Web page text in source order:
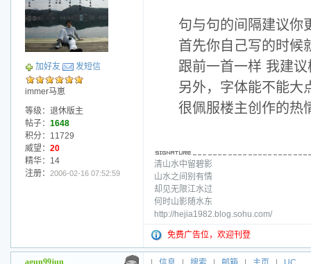
加好友 发短信
immer马崽
等级：退休版主
帖子： 1648
积分：11729
威望： 20
精华：14
注册： 2006-02-16 07:52:59
句与句的间隔建议你
首先你自己写的时候
跟前一首一样 我建
另外，字体能不能大
很佩服楼主创作的热
清山水中留碧影
山水之间别有情
却见无限江水过
何时山影随水东
http://hejia1982.blog.sohu.com/
免费广告位，欢迎刊登
agun99jun